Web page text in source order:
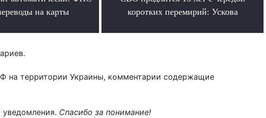
на карты
коротких перемирий: Ускова
на территории Украины, комментарии содержащие
уведомления. Спасибо за понимание!